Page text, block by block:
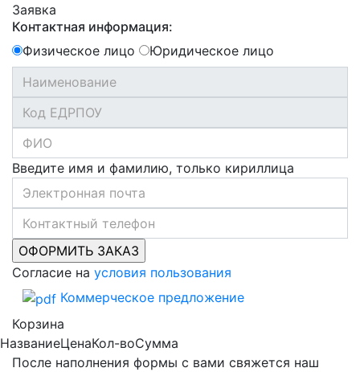
Заявка
Контактная информация:
Физическое лицо
Юридическое лицо
Введите имя и фамилию, только кириллица
Согласие на условия пользования
Коммерческое предложение
Корзина
НазваниеЦенаКол-воСумма
После наполнения формы с вами свяжется наш